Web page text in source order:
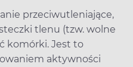
przeciwutleniające,
tlenu (tzw. wolne
komórki. Jest to
aktywności